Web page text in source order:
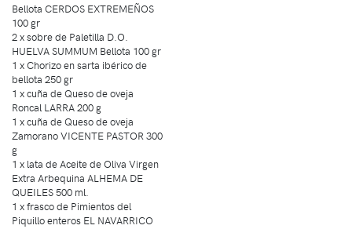
Bellota CERDOS EXTREMEÑOS
100 gr
2 x sobre de Paletilla D.O.
HUELVA SUMMUM Bellota 100 gr
1 x Chorizo en sarta ibérico de
bellota 250 gr
1 x cuña de Queso de oveja
Roncal LARRA 200 g
1 x cuña de Queso de oveja
Zamorano VICENTE PASTOR 300
g
1 x lata de Aceite de Oliva Virgen
Extra Arbequina ALHEMA DE
QUEILES 500 ml.
1 x frasco de Pimientos del
Piquillo enteros EL NAVARRICO